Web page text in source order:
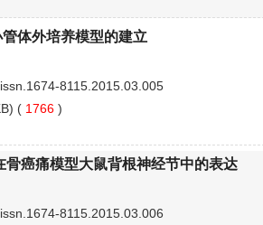
体外培养模型的建立
8115.2015.03.005
( 1766 )
癌痛模型大鼠背根神经节中的表达
8115.2015.03.006